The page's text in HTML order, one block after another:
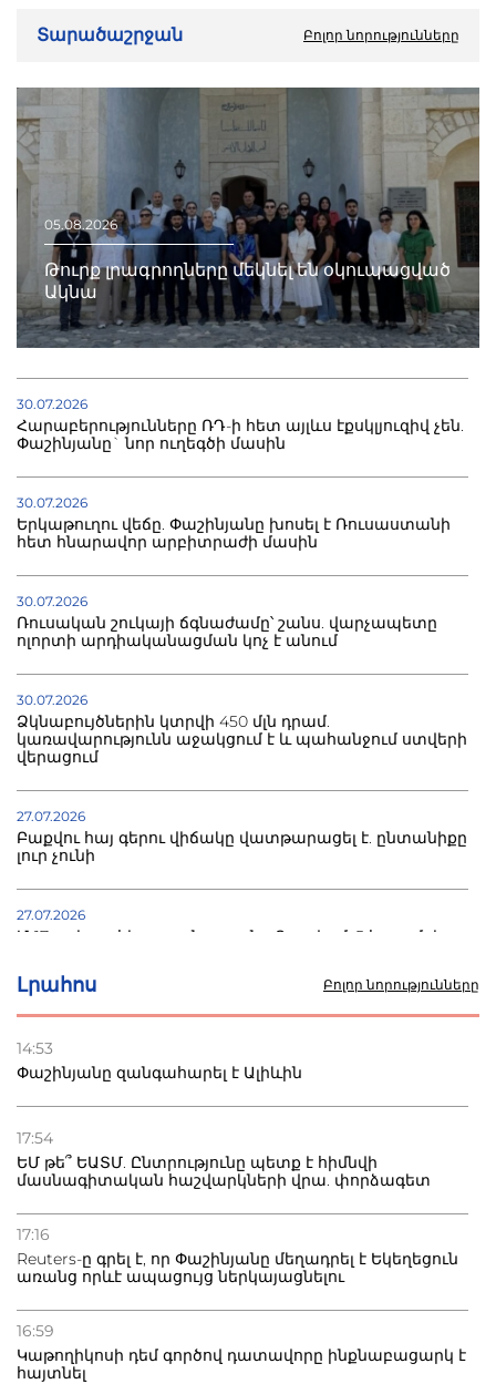
Լրահոս Բոլոր նորությունները
14:53
Փաշինյանը զանգահարել է Ալիևին
17:54
ԵՄ թե՞ ԵԱՏՄ. Ընտրությունը պետք է հիմնվի
մասնագիտական հաշվարկների վրա. փորձագետ
17:16
Reuters-ը գրել է, որ Փաշինյանը մեղադրել է Եկեղեցուն
առանց որևէ ապացույց ներկայացնելու
16:59
Կաթողիկոսի դեմ գործով դատավորը ինքնաբացարկ է
հայտնել
Տարածաշրջան Բոլոր նորությունները
05.08.2026
Թուրք լրագրողները մեկնել են օկուպացված
Ակնա
30.07.2026
Հարաբերությունները ՌԴ-ի հետ այլևս էքսկլյուզիվ չեն.
Փաշինյանը` նոր ուղեգծի մասին
30.07.2026
Երկաթուղու վեճը. Փաշինյանը խոսել է Ռուսաստանի
հետ հնարավոր արբիտրաժի մասին
30.07.2026
Ռուսական շուկայի ճգնաժամը՝ շանս. վարչապետը
ոլորտի արդիականացման կոչ է անում
30.07.2026
Ձկնաբույծներին կտրվի 450 մլն դրամ.
կառավարությունն աջակցում է և պահանջում ստվերի
վերացում
27.07.2026
Բաքվու հայ գերու վիճակը վատթարացել է. ընտանիքը
լուր չունի
27.07.2026
Մ-17 աշխարհի առաջնությունը Բաքվում. 5 հայ ըմբիշ
22.07.2026
տուժածներ կան
21.07.2026
Դատվածություն ունեցող միգրանտներին կարգելվի
բնակվել Ռուսաստանում
20.07.2026
Բաքվի բանտից գեներալ Մանուկյանը դիմել է
Փաշինյանին